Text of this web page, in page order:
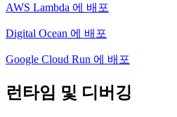
AWS Lambda 에 배포
Digital Ocean 에 배포
Google Cloud Run 에 배포
런타임 및 디버깅